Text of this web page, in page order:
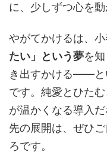
に、少しずつ心を動
やがてかけるは、小
たい」という夢を
き出すかける——と
です。純愛とひた
が温かくなる導入
先の展開は、ぜひ
ろです。